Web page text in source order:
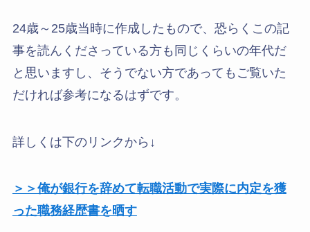
24歳～25歳当時に作成したもので、恐らくこの記
事を読んくださっている方も同じくらいの年代だ
と思いますし、そうでない方であってもご覧いた
だければ参考になるはずです。
詳しくは下のリンクから↓
＞＞俺が銀行を辞めて転職活動で実際に内定を獲
った職務経歴書を晒す